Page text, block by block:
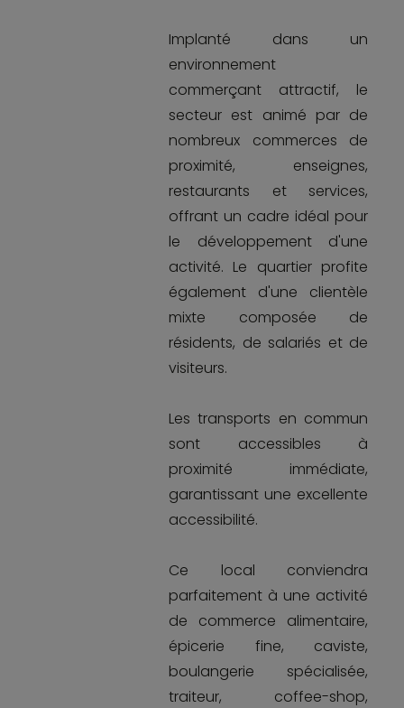
Implanté dans un
environnement
commerçant attractif, le
secteur est animé par de
nombreux commerces de
proximité, enseignes,
restaurants et services,
offrant un cadre idéal pour
le développement d'une
activité. Le quartier profite
également d'une clientèle
mixte composée de
résidents, de salariés et de
visiteurs.
Les transports en commun
sont accessibles à
proximité immédiate,
garantissant une excellente
accessibilité.
Ce local conviendra
parfaitement à une activité
de commerce alimentaire,
épicerie fine, caviste,
boulangerie spécialisée,
traiteur, coffee-shop,